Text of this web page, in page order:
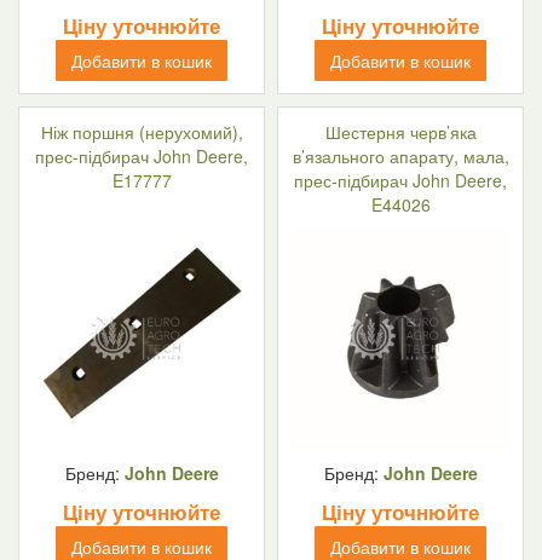
Ціну уточнюйте
Добавити в кошик
Ціну уточнюйте
Добавити в кошик
Ніж поршня (нерухомий),
прес-підбирач John Deere,
E17777
Бренд: John Deere
Ціну уточнюйте
Добавити в кошик
Шестерня черв’яка
в’язального апарату, мала,
прес-підбирач John Deere,
E44026
Бренд: John Deere
Ціну уточнюйте
Добавити в кошик